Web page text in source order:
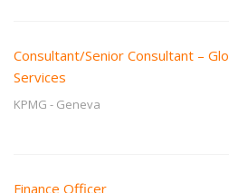
Consultant/Senior Consultant –
Services
KPMG - Geneva
Finance Officer